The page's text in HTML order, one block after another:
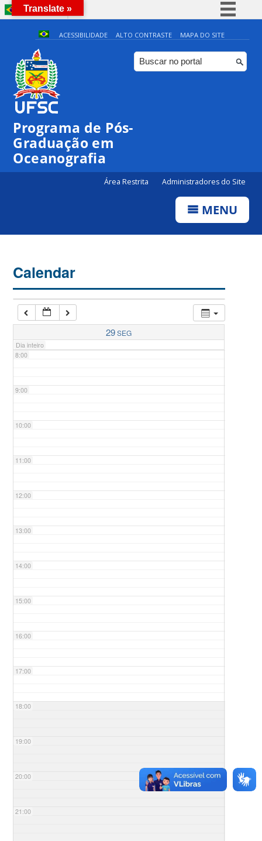
BRASIL
Simplifique!
Comunica BR
Participe
ACESSIBILIDADE ALTO CONTRASTE MAPA DO SITE
Programa de Pós-
Graduação em
Oceanografia
Área Restrita Administradores do Site
MENU
Calendar
29SEG
Dia inteiro
0:00
1:00
2:00
7:00
8:00
9:00
10:00
11:00
12:00
13:00
14:00
15:00
16:00
17:00
18:00
19:00
20:00
21:00
Translate »